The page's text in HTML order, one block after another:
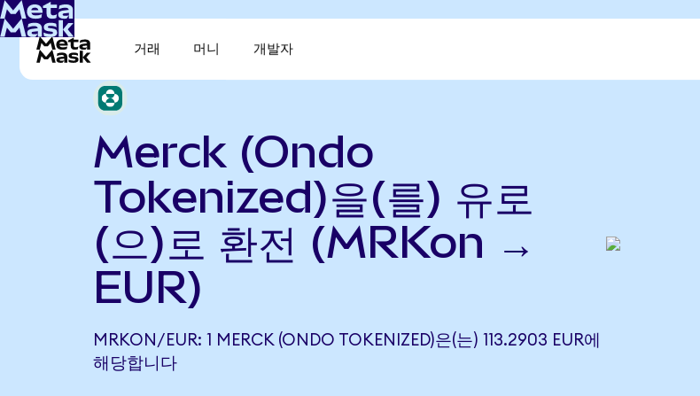
거래 머니 개발자
Merck (Ondo
Tokenized)을(를) 유로
(으)로 환전 (MRKon →
EUR)
MRKON/EUR: 1 MERCK (ONDO TOKENIZED)은(는) 113.2903 EUR에
해당합니다